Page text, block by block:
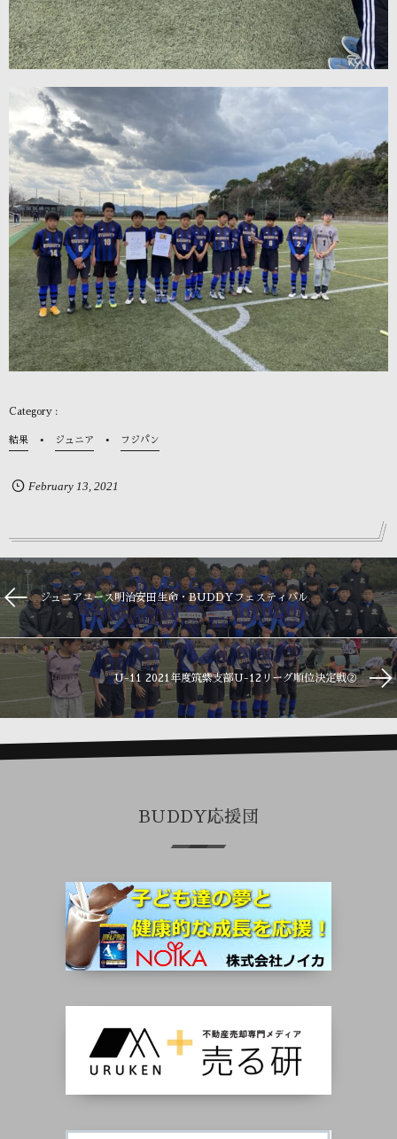
結果 ジュニア フジパン
February 13, 2021
ジュニアユース明治安田生命・BUDDYフェスティバル
U-11 2021年度筑紫支部U-12リーグ順位決定戦②
BUDDY応援団